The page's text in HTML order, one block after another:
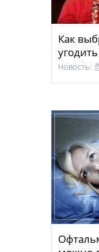
Как
Новость: